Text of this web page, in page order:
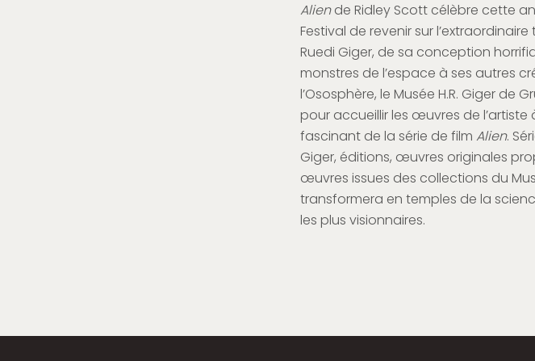
Aliende Ridley Scott célèbre cette
Festival de revenir sur
Ruedi Giger, de sa conception
monstres de l’espace à ses autres
l’Ososphère, le Musée H.R. Giger de
pour accueillir les œuvres de l’artiste
fascinant de la série de film Alien.
Giger, éditions, œuvres originales
œuvres issues des collections du
transformera en temples de la
les plus visionnaires.